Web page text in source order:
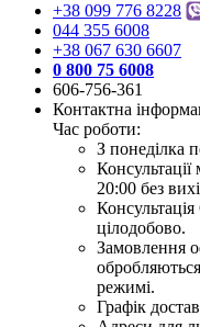
+38 099 776 8228
044 355 6008
+38 067 630 6607
0 800 75 6008
606-756-361
Контактна
Час роботи:
З понеділка
20:00 без
цілодобово.
Замовлення
режимі.
Графік